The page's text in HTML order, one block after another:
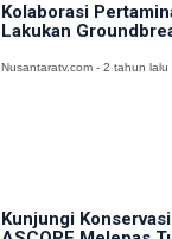
Kolaborasi
Lakukan
Nusantaratv.com - 2 tahun lalu
Kunjungi